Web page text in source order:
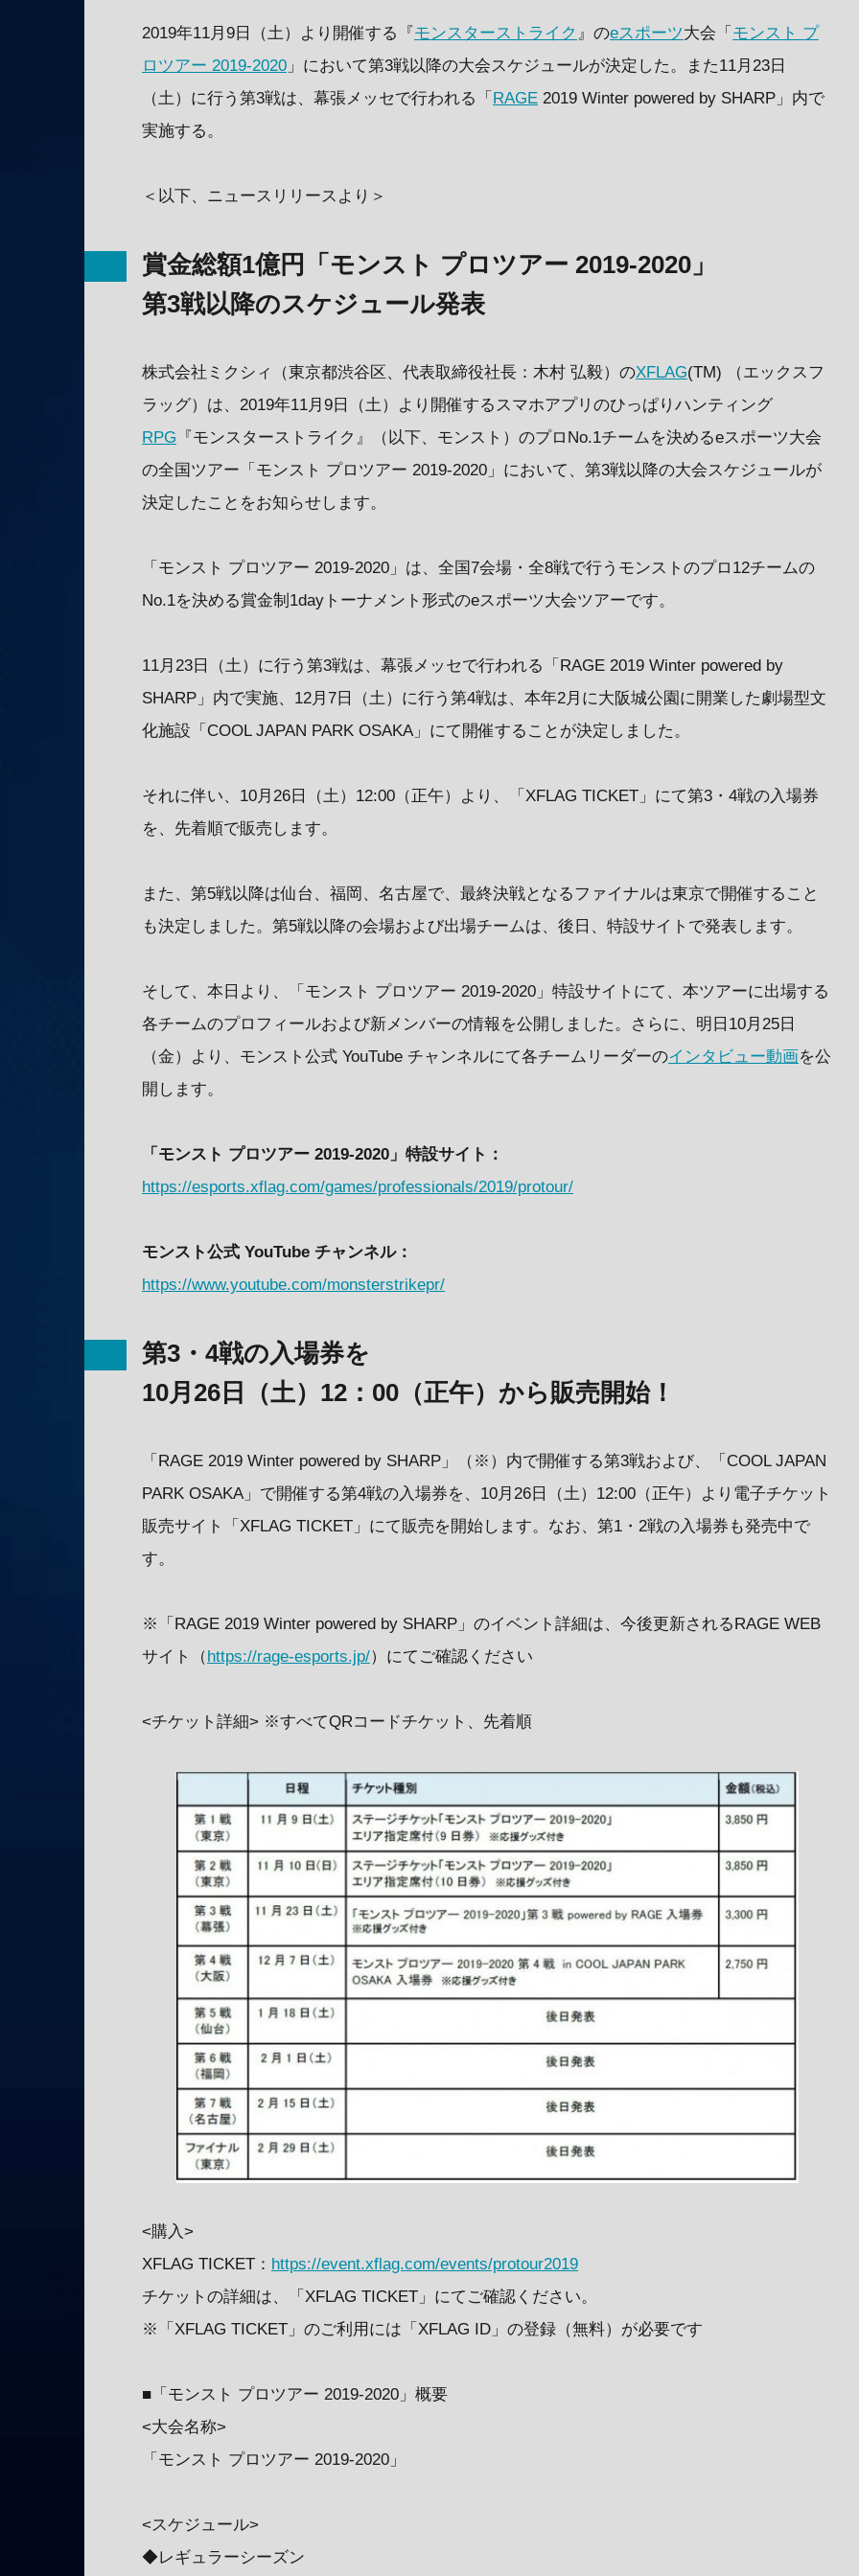
2019年11月9日（土）より開催する『モンスターストライク 』のeスポーツ大会「 モンスト プ
ロツアー 2019-2020 」において第3戦以降の大会スケジュールが決定した。また11月23日
（土）に行う第3戦は、幕張メッセで行われる「 RAGE 2019 Winter powered by SHARP」内で
実施する。
＜以下、ニュースリリースより＞
賞金総額1億円「モンスト プロツアー 2019-2020」
第3戦以降のスケジュール発表
株式会社ミクシィ（東京都渋谷区、代表取締役社長：木村 弘毅）のXFLAG(TM) （エックスフ
ラッグ）は、2019年11月9日（土）より開催するスマホアプリのひっぱりハンティング
RPG 『モンスターストライク』（以下、モンスト）のプロNo.1チームを決めるeスポーツ大会
の全国ツアー「モンスト プロツアー 2019-2020」において、第3戦以降の大会スケジュールが
決定したことをお知らせします。
「モンスト プロツアー 2019-2020」は、全国7会場・全8戦で行うモンストのプロ12チームの
No.1を決める賞金制1dayトーナメント形式のeスポーツ大会ツアーです。
11月23日（土）に行う第3戦は、幕張メッセで行われる「RAGE 2019 Winter powered by
SHARP」内で実施、12月7日（土）に行う第4戦は、本年2月に大阪城公園に開業した劇場型文
化施設「COOL JAPAN PARK OSAKA」にて開催することが決定しました。
それに伴い、10月26日（土）12:00（正午）より、「XFLAG TICKET」にて第3・4戦の入場券
を、先着順で販売します。
また、第5戦以降は仙台、福岡、名古屋で、最終決戦となるファイナルは東京で開催すること
も決定しました。第5戦以降の会場および出場チームは、後日、特設サイトで発表します。
そして、本日より、「モンスト プロツアー 2019-2020」特設サイトにて、本ツアーに出場する
各チームのプロフィールおよび新メンバーの情報を公開しました。さらに、明日10月25日
（金）より、モンスト公式 YouTube チャンネルにて各チームリーダーのインタビュー動画を公
開します。
「モンスト プロツアー 2019-2020」特設サイト：
https://esports.xflag.com/games/professionals/2019/protour/
モンスト公式 YouTube チャンネル：
https://www.youtube.com/monsterstrikepr/
第3・4戦の入場券を
10月26日（土）12：00（正午）から販売開始！
「RAGE 2019 Winter powered by SHARP」（※）内で開催する第3戦および、「COOL JAPAN
PARK OSAKA」で開催する第4戦の入場券を、10月26日（土）12:00（正午）より電子チケット
販売サイト「XFLAG TICKET」にて販売を開始します。なお、第1・2戦の入場券も発売中で
す。
※「RAGE 2019 Winter powered by SHARP」のイベント詳細は、今後更新されるRAGE WEB
サイト（https://rage-esports.jp/）にてご確認ください
<チケット詳細> ※すべてQRコードチケット、先着順
<購入>
XFLAG TICKET： https://event.xflag.com/events/protour2019
チケットの詳細は、「XFLAG TICKET」にてご確認ください。
※「XFLAG TICKET」のご利用には「XFLAG ID」の登録（無料）が必要です
■「モンスト プロツアー 2019-2020」概要
<大会名称>
「モンスト プロツアー 2019-2020」
<スケジュール>
◆レギュラーシーズン